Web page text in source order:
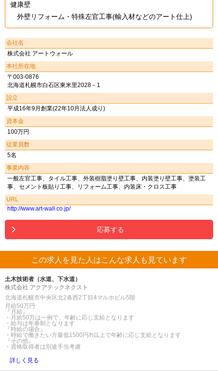
健康壁
外壁リフォーム・特殊左官工事(輸入材などのアート仕上)
会社名
株式会社 アートウォール
本社所在地
〒003-0876
北海道札幌市白石区東米里2028－1
設立
平成16年9月創業(22年10月法人成り)
資本金
100万円
従業員数
5名
事業内容
一般左官工事、タイル工事、外装樹脂塗り壁工事、内装塗り壁工事、塗装工
事、セメント板貼り工事、リフォーム工事、内装床・クロス工事
URL
http://www.art-wall.co.jp/
応募する
この求人を見た人はこんな求人も見ています
土木技術者（水道、下水道）
株式会社 アクアテックネクスト
北海道札幌市中央区北2条西2丁目4マルホビル5階
月給50万円
『月給』
・月給50万は一例で、年齢に応じ支給となります
・給与は年奉制となります
『時給の場合』
・時給で働きたい方最低1500円/h以上で年齢に応じ支給となります
『その他』
・資格取得者は別途手当考慮
詳しく見る